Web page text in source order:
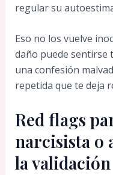
regular su
Eso no los vuelve
daño puede sentirse
una confesión
repetida que te deja
Red flags
narcisista o
la validación